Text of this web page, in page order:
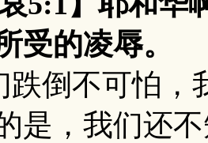
受的凌辱。
不可怕，我
是，我们还